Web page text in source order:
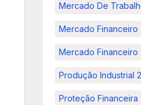
Mercado De
Mercado Financeiro
Mercado Financeiro
Produção Industrial
Proteção Financeira